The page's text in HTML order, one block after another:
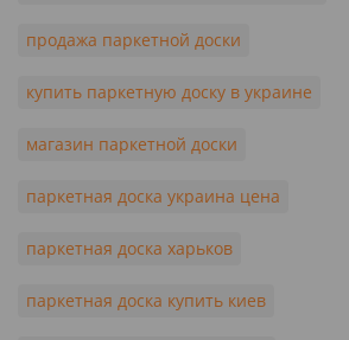
продажа паркетной доски
купить паркетную доску в украине
магазин паркетной доски
паркетная доска украина цена
паркетная доска харьков
паркетная доска купить киев